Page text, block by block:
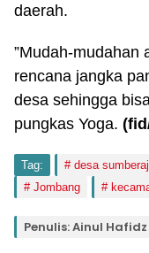
daerah.
”Mudah-mudahan
rencana jangka
desa sehingga
pungkas Yoga.
Tag: desa
Jombang
Penulis: Ainul Hafidz